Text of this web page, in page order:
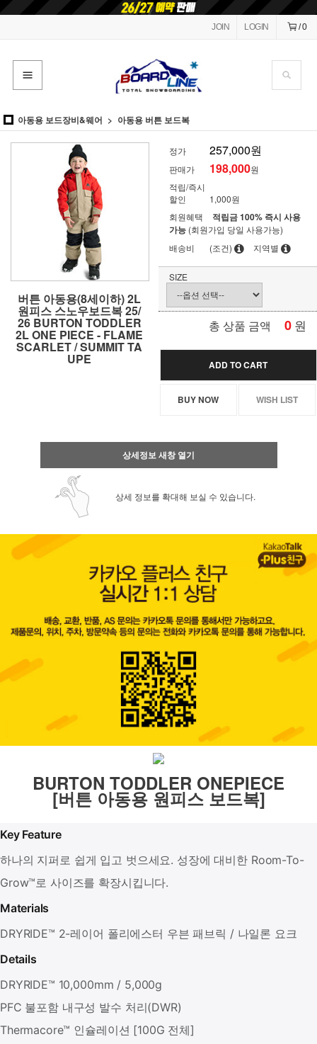
/0
LOGIN
JOIN
아동용 보드장비&웨어 아동용 버튼 보드복
버튼 아동용(8세이하) 2L
원피스 스노우보드복 25/
26 BURTON TODDLER
2L ONE PIECE - FLAME
SCARLET / SUMMIT TA
UPE
정가 257,000원
판매가 198,000원
적립/즉시
할인
1,000원
회원혜택
적립금 100% 즉시 사용
가능 (회원가입 당일 사용가능)
배송비
(조건) 지역별
SIZE
총 상품 금액 0 원
ADD TO CART
BUY NOW WISH LIST
상세정보 새창 열기
상세 정보를 확대해 보실 수 있습니다.
BURTON TODDLER ONEPIECE
[버튼 아동용 원피스 보드복]
Key Feature
하나의 지퍼로 쉽게 입고 벗으세요. 성장에 대비한 Room-To-
Grow™로 사이즈를 확장시킵니다.
Materials
DRYRIDE™ 2-레이어 폴리에스터 우븐 패브릭 / 나일론 요크
Details
DRYRIDE™ 10,000mm / 5,000g
PFC 불포함 내구성 발수 처리(DWR)
Thermacore™ 인슐레이션 [100G 전체]